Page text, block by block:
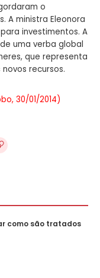
o
A ministra Eleonora
para investimentos. A
uma verba global
que representa
recursos.
30/01/2014)
como são tratados